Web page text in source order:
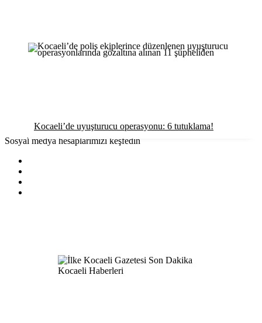
Kocaeli’de uyuşturucu operasyonu: 6 tutuklama!
Sosyal medya hesaplarımızı keşfedin